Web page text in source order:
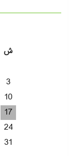
ش
3
10
17
24
31